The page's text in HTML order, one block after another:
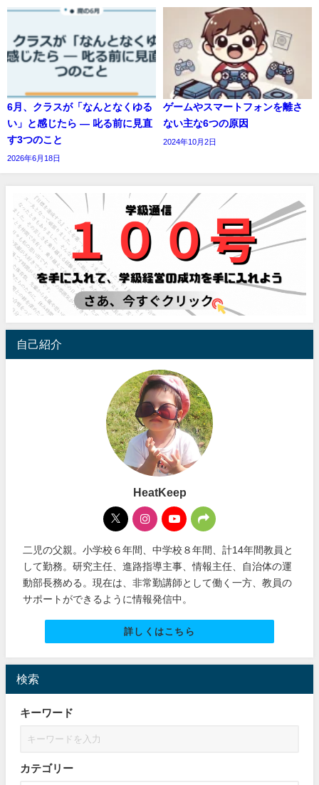
6月、クラスが「なんとなくゆる
い」と感じたら ― 叱る前に見直
す3つのこと
2026年6月18日
ゲームやスマートフォンを離さ
ない主な6つの原因
2024年10月2日
自己紹介
HeatKeep
二児の父親。小学校６年間、中学校８年間、計14年間教員と
して勤務。研究主任、進路指導主事、情報主任、自治体の運
動部長務める。現在は、非常勤講師として働く一方、教員の
サポートができるように情報発信中。
詳しくはこちら
検索
キーワード
カテゴリー